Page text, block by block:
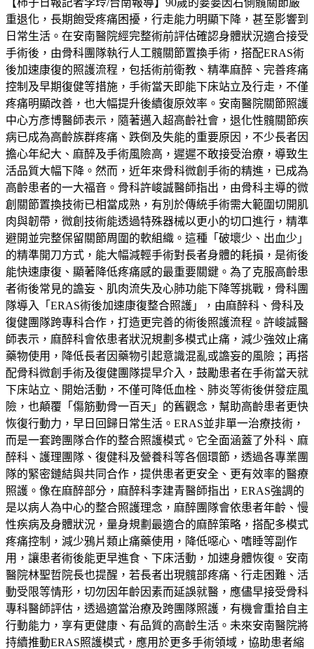
重退化，長期飽受疼痛困擾，行走能力明顯下降，甚至影響到
日常生活。在安南醫院經完整術前評估確認身體狀況適合接受
手術後，由骨科團隊執行人工髖關節置換手術，搭配ERAS術
後加速康復的照護流程，包括術前衛教、精準麻醉、完善疼痛
控制及早期復健等措施，手術當天即能下床站立及行走，不僅
疼痛明顯改善，也大幅提升後續復原效率。安南醫院關節照護
中心方彥博醫師表示，隨著邁入超高齡社會，退化性髖關節疾
病已成為高齡族群疼痛、跌倒及失能的重要原因，不少長者因
擔心年紀大、麻醉及手術風險高，遲遲不敢接受治療，導致生
活品質大幅下降。然而，近年來骨科微創手術的精進，已成為
高齡患者的一大福音。骨科許峻誠醫師指出，由骨科主導的微
創關節置換技術已相當成熟，有別於傳統手術需大範圍切開肌
肉與韌帶，微創技術能透過特殊器械以更小的切口進行，精準
避開並完整保留關節周圍的軟組織。這種「破壞少、出血少」
的精準開刀方式，能大幅減輕手術對長者身體的耗損，是術後
能快速康復、顯著降低疼痛感的最重要關鍵。為了克服高齡患
者術後常見的譫妄、肌肉流失及心肺功能下降等挑戰，骨科團
隊導入「ERAS術後加速康復整合照護」，由麻醉科、骨科及
復健團隊跨專科合作，打造更完善的術後照護流程。許峻誠醫
師表示，麻醉科會依患者狀況規劃多模式止痛，減少強效止痛
藥物使用，降低長者因藥物引起意識混亂或譫妄的風險；再搭
配骨科微創手術及復健團隊提早介入，鼓勵患者在手術當天就
下床站立、開始活動，不僅可降低血栓、肺炎等術後併發症風
險，也顛覆「傷筋動骨一百天」的舊觀念，幫助高齡患者更快
恢復行動力，早日回歸日常生活。ERAS並非單一治療技術，
而是一套跨團隊合作的整合照護模式。它全面涵蓋了外科、麻
醉科、護理團隊、復健科及營養科等各個環節，透過各專業團
隊的緊密鏈結與共同合作，提供患者更安全、更有效率的醫療
照護。像在麻醉部分，麻醉科李建青醫師指出，ERAS強調的
是以病人為中心的整合照護理念，麻醉團隊會依患者年齡、慢
性疾病及身體狀況，量身規劃最適合的麻醉策略，搭配多模式
疼痛控制，減少鴉片類止痛藥使用，降低噁心、嗜睡等副作
用，讓患者術後能更早進食、下床活動，加速身體恢復。安南
醫院林聖哲院長也提醒，若長者出現髖部疼痛、行走困難、活
動受限等情形，切勿因年齡因素而延誤就醫，應儘早接受骨科
專科醫師評估，透過適當治療及跨團隊照護，有機會重拾自主
行動能力，享有更健康、有品質的高齡生活。未來安南醫院將
持續推動ERAS照護模式，應用於更多手術領域，協助患者縮